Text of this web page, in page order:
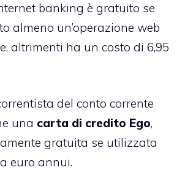
banking è gratuito se
almeno un’operazione web
altrimenti ha un costo di 6,95
del conto corrente
una carta di credito Ego,
gratuita se utilizzata
euro annui.